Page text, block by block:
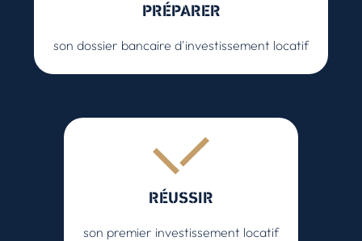
PRÉPARER
son dossier bancaire d'investissement locatif
RÉUSSIR
son premier investissement locatif